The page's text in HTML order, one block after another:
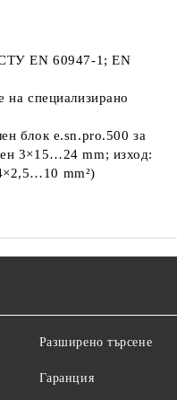
EN 60947-1; EN
на специализирано
блок e.sn.pro.500 за
3×15…24 mm; изход:
mm²)
Разширено търсене
Гаранция